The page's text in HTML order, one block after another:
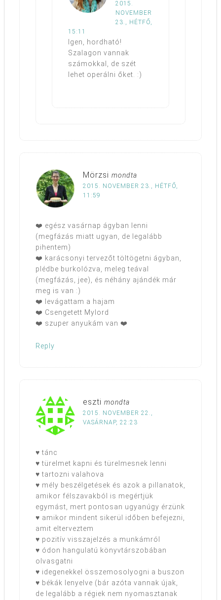
2015.
NOVEMBER
23., HÉTFŐ,
15:11
Igen, hordható!
Szalagon vannak
számokkal, de szét
lehet operálni őket. :)
Mörzsi mondta
2015. NOVEMBER 23., HÉTFŐ,
11:59
❤️ egész vasárnap ágyban lenni
(megfázás miatt ugyan, de legalább
pihentem)
❤️ karácsonyi tervezőt töltögetni ágyban,
plédbe burkolózva, meleg teával
(megfázás, jee), és néhány ajándék már
meg is van :)
❤️ levágattam a hajam
❤️ Csengetett Mylord
❤️ szuper anyukám van ❤️
Reply
eszti mondta
2015. NOVEMBER 22.,
VASÁRNAP, 22:23
♥ tánc
♥ türelmet kapni és türelmesnek lenni
♥ tartozni valahova
♥ mély beszélgetések és azok a pillanatok,
amikor félszavakból is megértjük
egymást, mert pontosan ugyanúgy érzünk
♥ amikor mindent sikerül időben befejezni,
amit elterveztem
♥ pozitív visszajelzés a munkámról
♥ ódon hangulatú könyvtárszobában
olvasgatni
♥ idegenekkel összemosolyogni a buszon
♥ békák lenyelve (bár azóta vannak újak,
de legalább a régiek nem nyomasztanak